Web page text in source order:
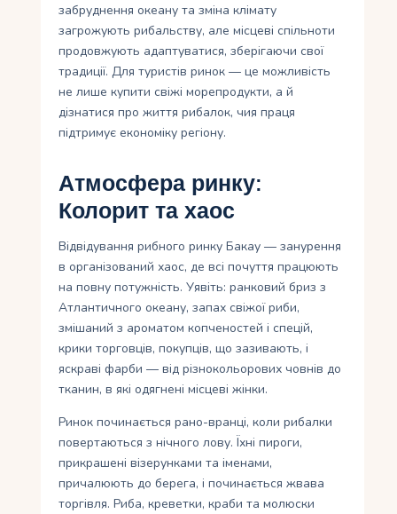
забруднення океану та зміна клімату
загрожують рибальству, але місцеві спільноти
продовжують адаптуватися, зберігаючи свої
традиції. Для туристів ринок — це можливість
не лише купити свіжі морепродукти, а й
дізнатися про життя рибалок, чия праця
підтримує економіку регіону.
Атмосфера ринку:
Колорит та хаос
Відвідування рибного ринку Бакау — занурення
в організований хаос, де всі почуття працюють
на повну потужність. Уявіть: ранковий бриз з
Атлантичного океану, запах свіжої риби,
змішаний з ароматом копченостей і спецій,
крики торговців, покупців, що зазивають, і
яскраві фарби — від різнокольорових човнів до
тканин, в які одягнені місцеві жінки.
Ринок починається рано-вранці, коли рибалки
повертаються з нічного лову. Їхні пироги,
прикрашені візерунками та іменами,
причалюють до берега, і починається жвава
торгівля. Риба, креветки, краби та молюски